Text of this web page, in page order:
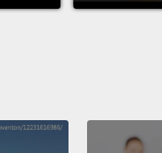
a fist bump? Okay,
hot. I think it's just